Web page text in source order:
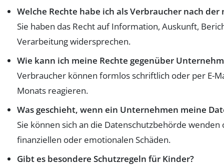
Welche Rechte habe ich als Verbraucher nach
Sie haben das Recht auf Information, Auskunft,
Verarbeitung widersprechen.
Wie kann ich meine Rechte gegenüber
Verbraucher können formlos schriftlich oder per E-
Monats reagieren.
Was geschieht, wenn ein Unternehmen meine
Sie können sich an die Datenschutzbehörde
finanziellen oder emotionalen Schäden.
Gibt es besondere Schutzregeln für Kinder?